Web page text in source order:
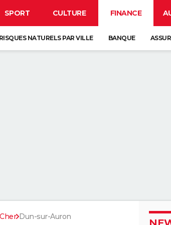
SPORT CULTURE FINANCE
RISQUES NATURELS PAR VILLE BANQUE
Cher Dun-sur-Auron